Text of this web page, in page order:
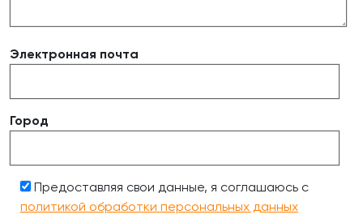
Электронная почта
Город
Предоставляя свои данные, я соглашаюсь с
политикой обработки персональных данных